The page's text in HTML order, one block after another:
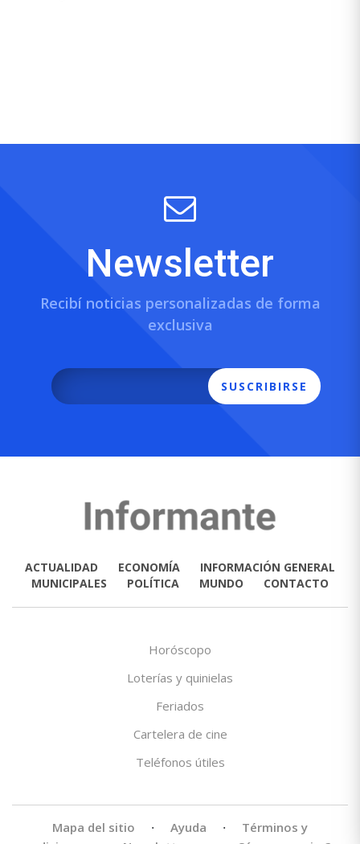
Newsletter
Recibí noticias personalizadas de forma
exclusiva
SUSCRIBIRSE
ACTUALIDAD ECONOMÍA
INFORMACIÓN GENERAL
MUNICIPALES
POLÍTICA MUNDO CONTACTO
Horóscopo
Loterías y quinielas
Feriados
Cartelera de cine
Teléfonos útiles
Mapa del sitio · Ayuda ·
Términos y